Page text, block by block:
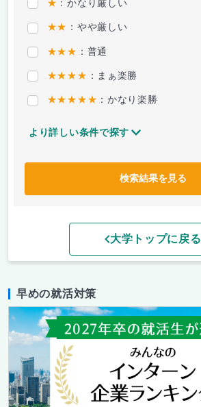
★ ：かなり厳しい
★★ ：やや厳しい
★★★ ：普通
★★★★ ：まぁ楽勝
★★★★★ ：かなり楽勝
より詳しい条件で探す
検索結果を見る
大学トップに戻る
早めの就活対策